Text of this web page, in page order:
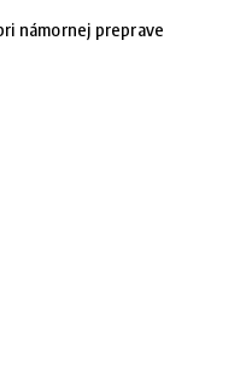
námornej preprave